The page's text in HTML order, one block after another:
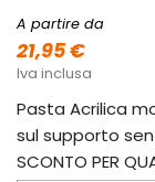
A partire da
21,95 €
Iva inclusa
Pasta Acrilica
sul supporto
SCONTO PER